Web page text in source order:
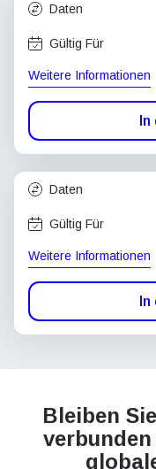
Daten
Gültig Für
Weitere Informationen
Daten
Gültig Für
Weitere Informationen
Bleiben